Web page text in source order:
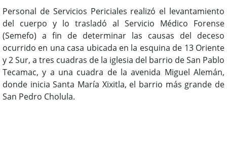
Personal de Servicios Periciales realizó el levantamiento
del cuerpo y lo trasladó al Servicio Médico Forense
(Semefo) a fin de determinar las causas del deceso
ocurrido en una casa ubicada en la esquina de 13 Oriente
y 2 Sur, a tres cuadras de la iglesia del barrio de San Pablo
Tecamac, y a una cuadra de la avenida Miguel Alemán,
donde inicia Santa María Xixitla, el barrio más grande de
San Pedro Cholula.